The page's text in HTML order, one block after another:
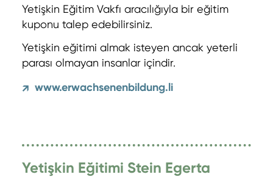
Yetişkin Eğitim Vakfı aracılığıyla bir eğitim
kuponu talep edebilirsiniz.
Yetişkin eğitimi almak isteyen ancak yeterli
parası olmayan insanlar içindir.
↗ www.erwachsenenbildung.li
Yetişkin Eğitimi Stein Egerta